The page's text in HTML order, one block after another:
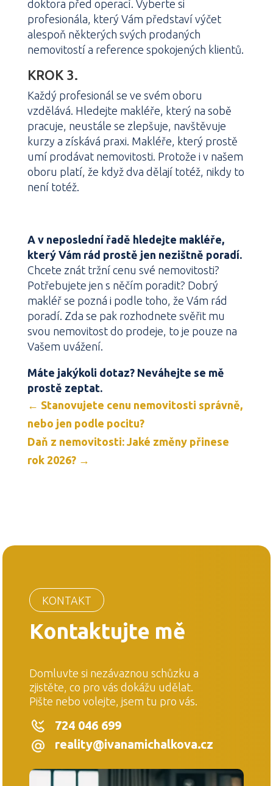
doktora před operací. Vyberte si
profesionála, který Vám představí výčet
alespoň některých svých prodaných
nemovitostí a reference spokojených klientů.
KROK 3.
Každý profesionál se ve svém oboru
vzdělává. Hledejte makléře, který na sobě
pracuje, neustále se zlepšuje, navštěvuje
kurzy a získává praxi. Makléře, který prostě
umí prodávat nemovitosti. Protože i v našem
oboru platí, že když dva dělají totéž, nikdy to
není totéž.
A v neposlední řadě hledejte makléře,
který Vám rád prostě jen nezištně poradí.
Chcete znát tržní cenu své nemovitosti?
Potřebujete jen s něčím poradit? Dobrý
makléř se pozná i podle toho, že Vám rád
poradí. Zda se pak rozhodnete svěřit mu
svou nemovitost do prodeje, to je pouze na
Vašem uvážení.
Máte jakýkoli dotaz? Neváhejte se mě
prostě zeptat.
← Stanovujete cenu nemovitosti správně,
nebo jen podle pocitu?
Daň z nemovitosti: Jaké změny přinese
rok 2026?→
KONTAKT
Kontaktujte mě
Domluvte si nezávaznou schůzku a
zjistěte, co pro vás dokážu udělat.
Pište nebo volejte, jsem tu pro vás.
724 046 699
reality@ivanamichalkova.cz